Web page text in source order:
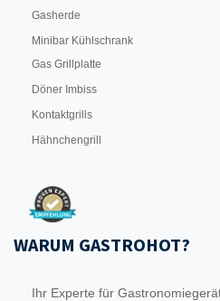
Gasherde
Minibar Kühlschrank
Gas Grillplatte
Döner Imbiss
Kontaktgrills
Hähnchengrill
WARUM GASTROHOT?
Ihr Experte für